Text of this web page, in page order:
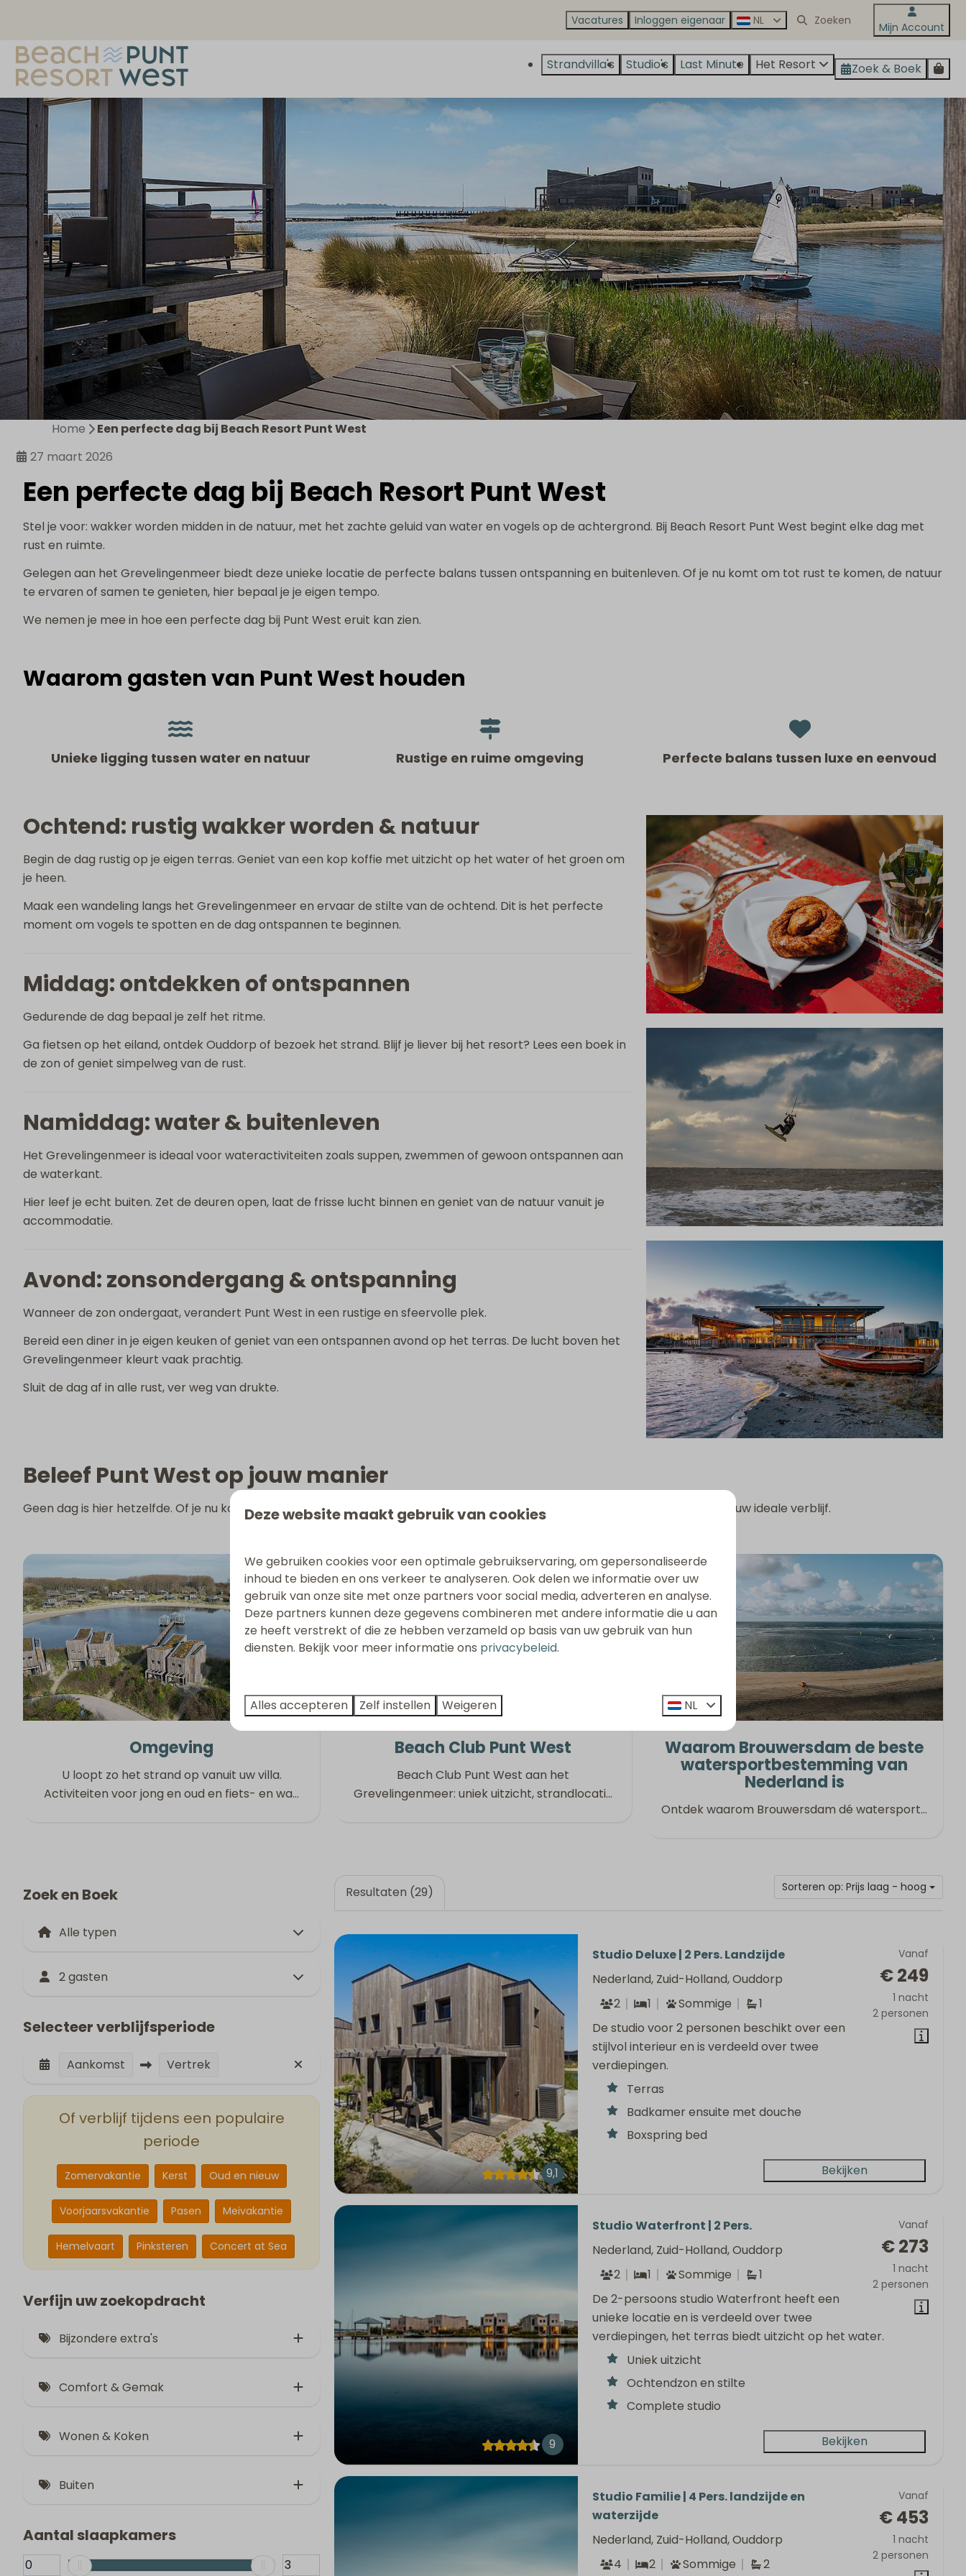
Vacatures Inloggen eigenaar NL Mijn Account
Strandvilla's Studio's Last Minute Het Resort Zoek & Boek
Home
Een perfecte dag bij Beach Resort Punt West
27 maart 2026
Een perfecte dag bij Beach Resort Punt West
Stel je voor: wakker worden midden in de natuur, met het zachte geluid van water en vogels op de achtergrond. Bij Beach Resort Punt West begint elke dag met
rust en ruimte.
Gelegen aan het Grevelingenmeer biedt deze unieke locatie de perfecte balans tussen ontspanning en buitenleven. Of je nu komt om tot rust te komen, de natuur
te ervaren of samen te genieten, hier bepaal je je eigen tempo.
We nemen je mee in hoe een perfecte dag bij Punt West eruit kan zien.
Waarom gasten van Punt West houden
Unieke ligging tussen water en natuur Rustige en ruime omgeving Perfecte balans tussen luxe en eenvoud
Ochtend: rustig wakker worden & natuur
Begin de dag rustig op je eigen terras. Geniet van een kop koffie met uitzicht op het water of het groen om
je heen.
Maak een wandeling langs het Grevelingenmeer en ervaar de stilte van de ochtend. Dit is het perfecte
moment om vogels te spotten en de dag ontspannen te beginnen.
Middag: ontdekken of ontspannen
Gedurende de dag bepaal je zelf het ritme.
Ga fietsen op het eiland, ontdek Ouddorp of bezoek het strand. Blijf je liever bij het resort? Lees een boek in
de zon of geniet simpelweg van de rust.
Namiddag: water & buitenleven
Het Grevelingenmeer is ideaal voor wateractiviteiten zoals suppen, zwemmen of gewoon ontspannen aan
de waterkant.
Hier leef je echt buiten. Zet de deuren open, laat de frisse lucht binnen en geniet van de natuur vanuit je
accommodatie.
Avond: zonsondergang & ontspanning
Wanneer de zon ondergaat, verandert Punt West in een rustige en sfeervolle plek.
Bereid een diner in je eigen keuken of geniet van een ontspannen avond op het terras. De lucht boven het
Grevelingenmeer kleurt vaak prachtig.
Sluit de dag af in alle rust, ver weg van drukte.
Beleef Punt West op jouw manier
Geen dag is hier hetzelfde. Of je nu komt voor rust, natuur of een combinatie van beide, bij Beach Resort Punt West creëer je jouw ideale verblijf.
Omgeving
U loopt zo het strand op vanuit uw villa.
Activiteiten voor jong en oud en fiets- en wa…
Beach Club Punt West
Beach Club Punt West aan het
Grevelingenmeer: uniek uitzicht, strandlocati…
Waarom Brouwersdam de beste
watersportbestemming van
Nederland is
Ontdek waarom Brouwersdam dé watersport…
Zoek en Boek
2 gasten
Selecteer verblijfsperiode
Aankomst Vertrek
Of verblijf tijdens een populaire
periode
Zomervakantie Kerst Oud en nieuw
Voorjaarsvakantie Pasen Meivakantie
Hemelvaart Pinksteren Concert at Sea
Verfijn uw zoekopdracht
Bijzondere extra's
Jacuzzi (2)
2 honden welkom (19)
Comfort & Gemak
Parkeerplaats (2)
Wonen & Koken
Huisdiervrij (12)
Buiten
Omheind terras (11)
Aantal slaapkamers
Sorteren op: Prijs laag - hoog
Resultaten (29)
9,1
Vanaf
€ 249
1 nacht
2 personen
Studio Deluxe | 2 Pers. Landzijde
Nederland, Zuid-Holland, Ouddorp
2
1 Sommige
1
De studio voor 2 personen beschikt over een
stijlvol interieur en is verdeeld over twee
verdiepingen.
Terras
Badkamer ensuite met douche
Boxspring bed
Bekijken
9
Vanaf
€ 273
1 nacht
2 personen
Studio Waterfront | 2 Pers.
Nederland, Zuid-Holland, Ouddorp
2
1 Sommige
1
De 2-persoons studio Waterfront heeft een
unieke locatie en is verdeeld over twee
verdiepingen, het terras biedt uitzicht op het water.
Uniek uitzicht
Ochtendzon en stilte
Complete studio
Bekijken
Vanaf
€ 453
1 nacht
2 personen
Studio Familie | 4 Pers. landzijde en
waterzijde
Nederland, Zuid-Holland, Ouddorp
4
2 Sommige 2
Deze website maakt gebruik van cookies
We gebruiken cookies voor een optimale gebruikservaring, om gepersonaliseerde
inhoud te bieden en ons verkeer te analyseren. Ook delen we informatie over uw
gebruik van onze site met onze partners voor social media, adverteren en analyse.
Deze partners kunnen deze gegevens combineren met andere informatie die u aan
ze heeft verstrekt of die ze hebben verzameld op basis van uw gebruik van hun
diensten. Bekijk voor meer informatie ons privacybeleid.
Alles accepteren Zelf instellen Weigeren NL